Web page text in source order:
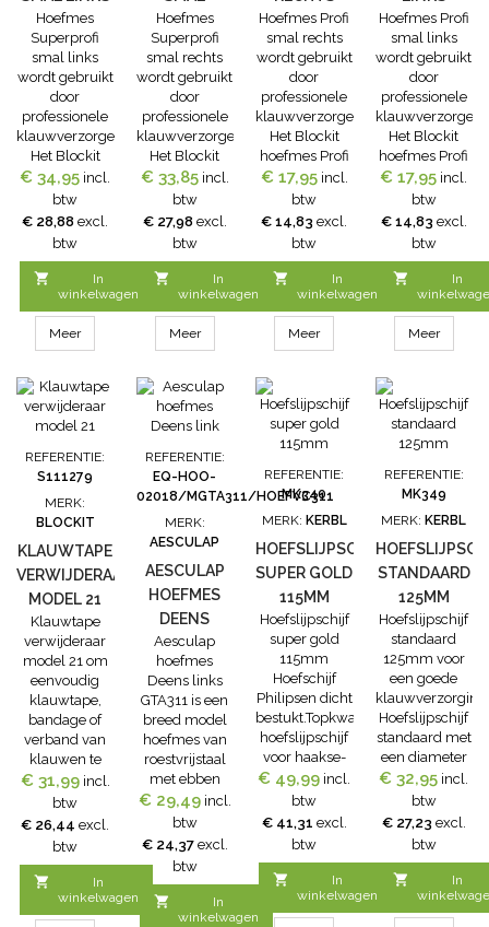
Hoefmes
Superprofi
smal links
wordt gebruikt
door
professionele
klauwverzorgers.
Het Blockit
hoefmes
Superprofi
links snijdt aan
één kant,
ergonomisch
vormgegeven
houten
handvat geeft
tijdens het
bekappen van
de klauwen
van koeien.
Het mes voor
professionele
klauwbekapper
en hoefsmid
en voor
iedereen die
een perfect...
€ 34,95 incl.
btw
€ 28,88 excl.
btw

In
winkelwagen
Meer
RECHTS
Hoefmes
Superprofi
smal rechts
wordt gebruikt
door
professionele
klauwverzorgers.
Het Blockit
hoefmes
Superprofi
rechts snijdt
aan één kant,
rechts. Het
ergonomisch
vormgegeven
houten
handvat geeft
tijdens het
bekappen van
de klauwen
van koeien.
Het mes voor
de
klauwbekapper
en hoefsmid
en voor
iedereen die
een...
€ 33,85 incl.
btw
€ 27,98 excl.
btw

In
winkelwagen
Meer
Hoefmes Profi
smal rechts
wordt gebruikt
door
professionele
klauwverzorgers.
Het Blockit
hoefmes Profi
rechts is een
enkelsnijdend
rechts
hoefmes. Het
vormgegeven
houten
handvat geeft
een goede grip
tijdens het
de klauwen
van koeien.
Eigenschappen:
- Kwalitatief
hoogwaardig
staal, speciaal
voor
snijgereedschap
-...
€ 17,95 incl.
btw
€ 14,83 excl.
btw

In
winkelwagen
Meer
Hoefmes Profi
smal links
wordt gebruikt
door
professionele
klauwverzorgers.
Het Blockit
hoefmes Profi
links is een
enkelsnijdend
links hoefmes.
Het
vormgegeven
houten
handvat geeft
een goede grip
tijdens het
de klauwen
van koeien.
Eigenschappen:
- Kwalitatief
hoogwaardig
staal, speciaal
voor
snijgereedschap
-...
€ 17,95 incl.
btw
€ 14,83 excl.
btw

In
Meer
REFERENTIE:
S111279
MERK:
BLOCKIT
KLAUWTAPE
VERWIJDERAAR
MODEL 21
Klauwtape
verwijderaar
model 21 om
eenvoudig
klauwtape,
bandage of
verband van
klauwen te
verwijderen.
Met de Wrapid
Cut is dit zeer
eenvoudig en
sikkel 90 cm
lang is kunt u
eenvoudig op
€ 31,99 incl.
btw
€ 26,44 excl.
btw

In
winkelwagen
REFERENTIE:
EQ-HOO-
02018/MGTA311/HOEFVC311
MERK:
AESCULAP
AESCULAP
HOEFMES
DEENS
LINKS
GTA311
Aesculap
hoefmes
Deens links
GTA311 is een
breed model
hoefmes van
roestvrijstaal
met ebben
zwart houten
heft. Aesculap
hoefmes
Deens links
hoogwaardige
kwaliteit
€ 29,49 incl.
btw
€ 24,37 excl.
btw

In
winkelwagen
REFERENTIE:
MK340
MERK: KERBL
HOEFSLIJPSCHIJF
SUPER GOLD
115MM
Hoefslijpschijf
super gold
115mm
Hoefschijf
Philipsen dicht
bestukt.Topkwaliteit
hoefslijpschijf
voor haakse-
slijpmachine
voor het
slijpen en
schoonmaken
hoeven.
Origineeel
philipsen
€ 49,99 incl.
btw
€ 41,31 excl.
btw

In
winkelwagen
REFERENTIE:
MK349
MERK: KERBL
STANDAARD
125MM
Hoefslijpschijf
standaard
125mm voor
een goede
klauwverzorging.
Hoefslijpschijf
standaard met
een diameter
van 155mm
past op elks
haakse
slijpmachine.
hardmetalen
bezetting met
€ 32,95 incl.
btw
€ 27,23 excl.
btw

In